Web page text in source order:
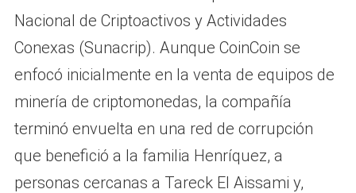
Nacional de Criptoactivos y Actividades
Conexas (Sunacrip). Aunque CoinCoin se
enfocó inicialmente en la venta de equipos de
minería de criptomonedas, la compañía
terminó envuelta en una red de corrupción
que benefició a la familia Henríquez, a
personas cercanas a Tareck El Aissami y,